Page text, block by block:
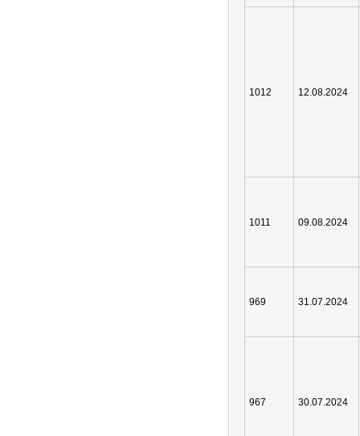
1012 12.08.2024
1011 09.08.2024
969 31.07.2024
967 30.07.2024